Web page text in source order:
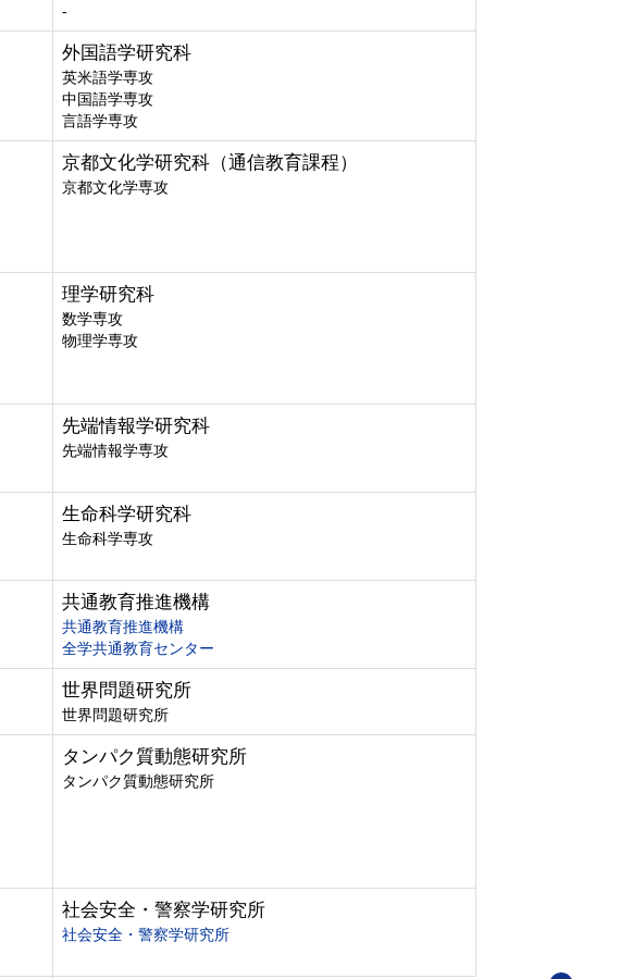
-
外国語学研究科
英米語学専攻
中国語学専攻
言語学専攻
京都文化学研究科（通信教育課程）
京都文化学専攻
理学研究科
数学専攻
物理学専攻
先端情報学研究科
先端情報学専攻
生命科学研究科
生命科学専攻
共通教育推進機構
共通教育推進機構
全学共通教育センター
世界問題研究所
世界問題研究所
タンパク質動態研究所
タンパク質動態研究所
社会安全・警察学研究所
社会安全・警察学研究所